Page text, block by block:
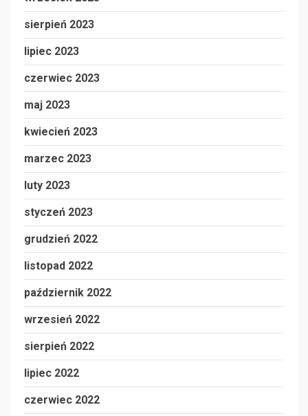
sierpień 2023
lipiec 2023
czerwiec 2023
maj 2023
kwiecień 2023
marzec 2023
luty 2023
styczeń 2023
grudzień 2022
listopad 2022
październik 2022
wrzesień 2022
sierpień 2022
lipiec 2022
czerwiec 2022